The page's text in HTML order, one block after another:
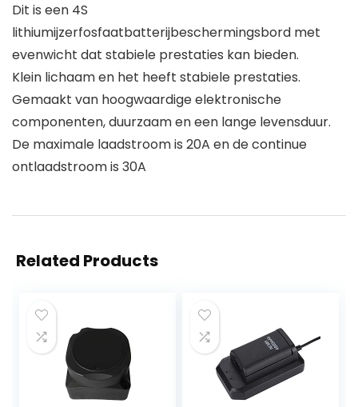
Dit is een 4S
lithiumijzerfosfaatbatterijbeschermingsbord met
evenwicht dat stabiele prestaties kan bieden.
Klein lichaam en het heeft stabiele prestaties.
Gemaakt van hoogwaardige elektronische
componenten, duurzaam en een lange levensduur.
De maximale laadstroom is 20A en de continue
ontlaadstroom is 30A
Related Products